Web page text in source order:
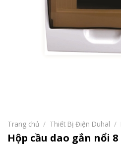
Trang chủ / Thiết Bị Điện Duhal /
Hộp cầu dao gắn nổi 8